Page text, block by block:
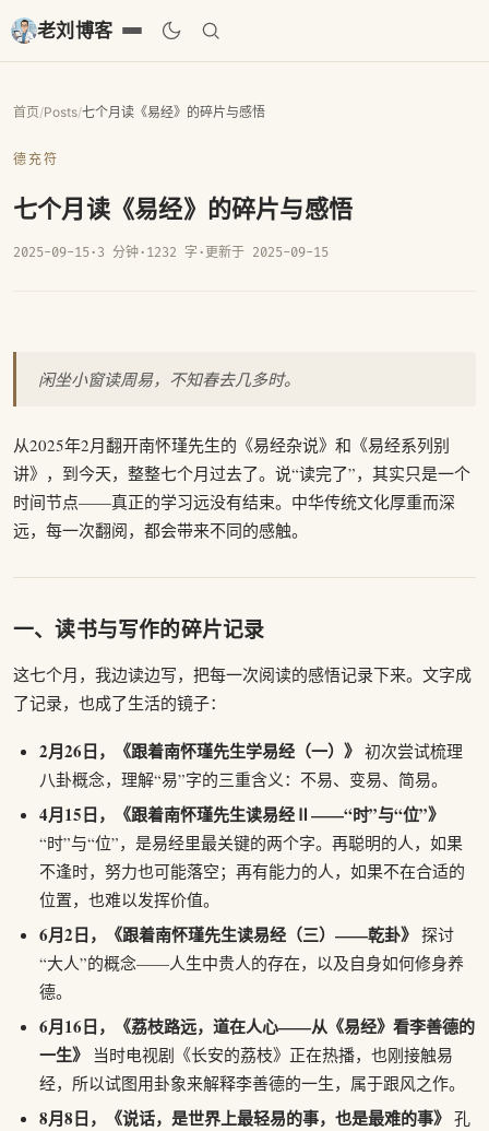
老刘博客
首页/Posts/七个月读《易经》的碎片与感悟
德充符
七个月读《易经》的碎片与感悟
2025-09-15· 3 分钟· 1232 字 · 更新于 2025-09-15
闲坐小窗读周易，不知春去几多时。
从2025年2月翻开南怀瑾先生的《易经杂说》和《易经系列别
讲》，到今天，整整七个月过去了。说“读完了”，其实只是一个
时间节点——真正的学习远没有结束。中华传统文化厚重而深
远，每一次翻阅，都会带来不同的感触。
一、读书与写作的碎片记录
这七个月，我边读边写，把每一次阅读的感悟记录下来。文字成
了记录，也成了生活的镜子：
2月26日，《跟着南怀瑾先生学易经（一）》 初次尝试梳理
八卦概念，理解“易”字的三重含义：不易、变易、简易。
4月15日，《跟着南怀瑾先生读易经Ⅱ——“时”与“位”》
“时”与“位”，是易经里最关键的两个字。再聪明的人，如果
不逢时，努力也可能落空；再有能力的人，如果不在合适的
位置，也难以发挥价值。
6月2日，《跟着南怀瑾先生读易经（三）——乾卦》 探讨
“大人”的概念——人生中贵人的存在，以及自身如何修身养
德。
6月16日，《荔枝路远，道在人心——从《易经》看李善德的
一生》
当时电视剧《长安的荔枝》正在热播，也刚接触易
经，所以试图用卦象来解释李善德的一生，属于跟风之作。
8月8日，《说话，是世界上最轻易的事，也是最难的事》 孔